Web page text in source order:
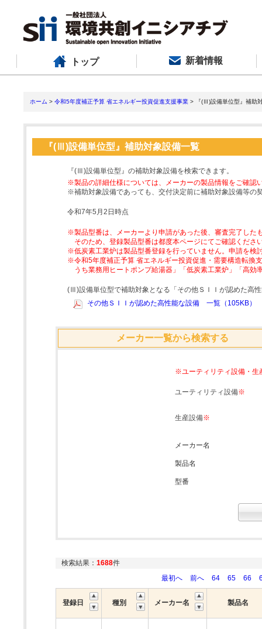
トップ 新着情報
ホーム > 令和5年度補正予算 省エネルギー投資促進支援事業 > 『(Ⅲ)設備単位型』補助
『(Ⅲ)設備単位型』補助対象設備一覧
『(Ⅲ)設備単位型』の補助対象設備を検索できます。
※製品の詳細仕様については、メーカーの製品情報をご確認
※補助対象設備であっても、交付決定前に補助対象設備等の
令和7年5月2日時点
※製品型番は、メーカーより申請があった後、審査完了した
そのため、登録製品型番は都度本ページにてご確認くださ
※低炭素工業炉は製品型番登録を行っていません。申請を検
※令和5年度補正予算 省エネルギー投資促進・需要構造転換
うち業務用ヒートポンプ給湯器」「低炭素工業炉」「高
(Ⅲ)設備単位型で補助対象となる「その他ＳＩＩが認めた高
その他ＳＩＩが認めた高性能な設備 一覧（105KB）
メーカー一覧から検索する
※ユーティリティ設備・生
ユーティリティ設備※
生産設備※
メーカー名
製品名
型番
検索結果： 1688件
最初へ
前へ 64 65 66
登録日 種別 メーカー名 製品名